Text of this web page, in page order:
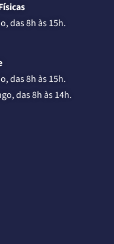
das 8h às 15h.
das 8h às 15h.
das 8h às 14h.